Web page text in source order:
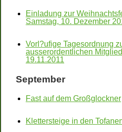
Einladung zur
Samstag, 10. Dezember
Vorl?ufige Tagesordnung
ausserordentlichen
19.11.2011
September
Fast auf dem Großglockner
Klettersteige in den